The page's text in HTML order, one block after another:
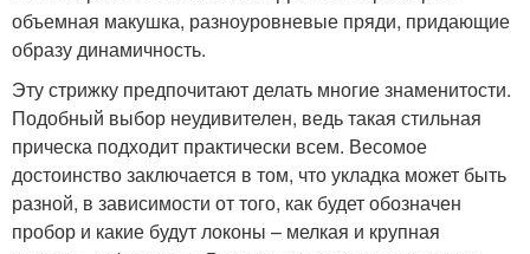
объемная макушка, разноуровневые пряди, придающие
образу динамичность.
Эту стрижку предпочитают делать многие знаменитости.
Подобный выбор неудивителен, ведь такая стильная
прическа подходит практически всем. Весомое
достоинство заключается в том, что укладка может быть
разной, в зависимости от того, как будет обозначен
пробор и какие будут локоны – мелкая и крупная